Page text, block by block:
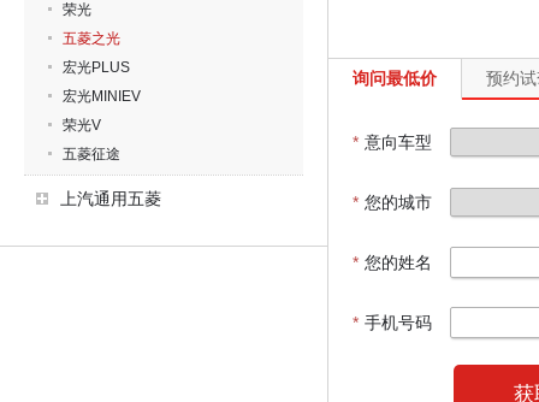
荣光
五菱之光
宏光PLUS
宏光MINIEV
荣光V
五菱征途
上汽通用五菱
询问最低价 预约
* 意向车型
* 您的城市
* 您的姓名
* 手机号码
获